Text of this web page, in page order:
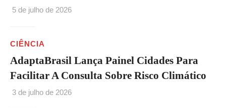
5 de julho de 2026
CIÊNCIA
AdaptaBrasil Lança Painel Cidades Para
Facilitar A Consulta Sobre Risco Climático
3 de julho de 2026